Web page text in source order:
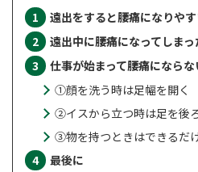
遠出をすると腰痛になりや
遠出中に腰痛になってしま
仕事が始まって腰痛になら
①顔を洗う時は足幅を開く
②イスから立つ時は足を後
③物を持つときはできるだ
最後に